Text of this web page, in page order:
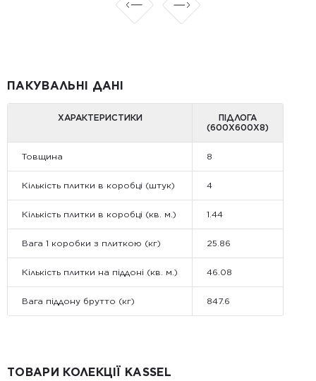
ПАКУВАЛЬНІ ДАНІ
ХАРАКТЕРИСТИКИ
ПІДЛОГА
(600Х600Х8)
Товщина 8
Кількість плитки в коробці (штук) 4
Кількість плитки в коробці (кв. м.) 1.44
Вага 1 коробки з плиткою (кг) 25.86
Кількість плитки на піддоні (кв. м.) 46.08
Вага піддону брутто (кг) 847.6
ТОВАРИ КОЛЕКЦІЇ KASSEL